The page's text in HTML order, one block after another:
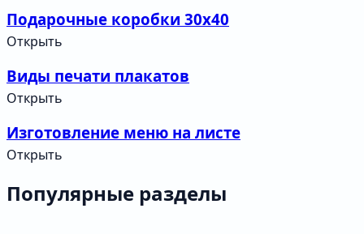
Подарочные коробки 30х40
Открыть
Виды печати плакатов
Открыть
Изготовление меню на листе
Открыть
Популярные разделы